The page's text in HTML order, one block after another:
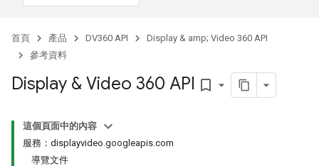
首頁 產品 DV360 API
Display & amp; Video 360 API
參考資料
Display & Video 360 API bookmark_border
這個頁面中的內容
服務：displayvideo.googleapis.com
導覽文件